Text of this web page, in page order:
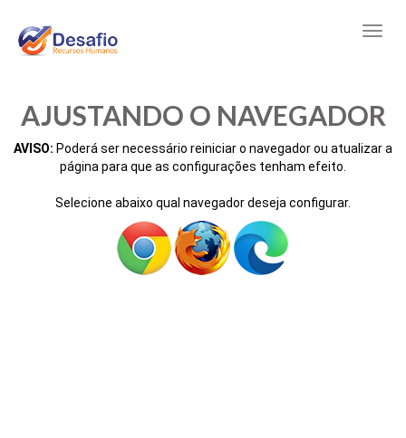
AJUSTANDO O NAVEGADOR
AVISO: Poderá ser necessário reiniciar o navegador ou atualizar a
página para que as configurações tenham efeito.
Selecione abaixo qual navegador deseja configurar.